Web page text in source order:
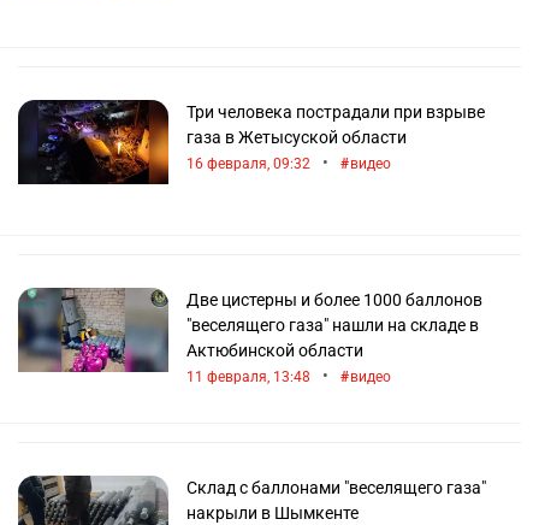
Три человека пострадали при взрыве
газа в Жетысуской области
16 февраля, 09:32 • видео
Две цистерны и более 1000 баллонов
"веселящего газа" нашли на складе в
Актюбинской области
11 февраля, 13:48 • видео
Склад с баллонами "веселящего газа"
накрыли в Шымкенте